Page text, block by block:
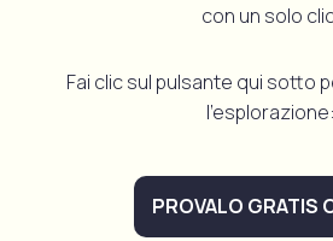
con un solo
Fai clic sul pulsante qui sotto
l'esplorazione:
PROVALO GRATIS